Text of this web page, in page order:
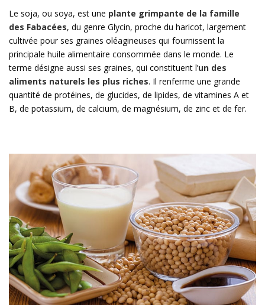
Le soja, ou soya, est une plante grimpante de la famille
des Fabacées, du genre Glycin, proche du haricot, largement
cultivée pour ses graines oléagineuses qui fournissent la
principale huile alimentaire consommée dans le monde. Le
terme désigne aussi ses graines, qui constituent l’un des
aliments naturels les plus riches. Il renferme une grande
quantité de protéines, de glucides, de lipides, de vitamines A et
B, de potassium, de calcium, de magnésium, de zinc et de fer.